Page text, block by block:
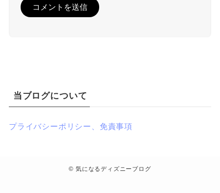
当ブログについて
プライバシーポリシー、免責事項
© 気になるディズニーブログ